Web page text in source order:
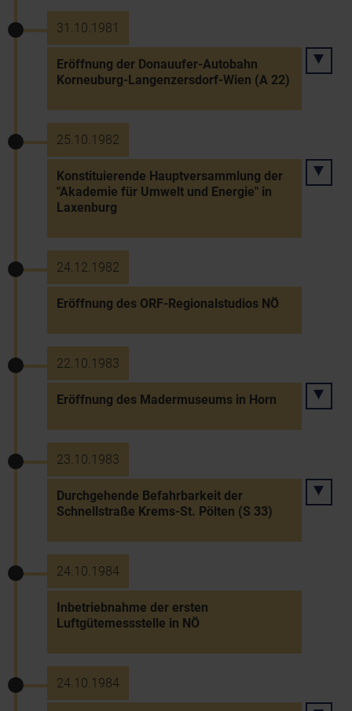
31.10.1981
Eröffnung der Donauufer-Autobahn
Korneuburg-Langenzersdorf-Wien (A 22)
25.10.1982
Konstituierende Hauptversammlung der
"Akademie für Umwelt und Energie" in
Laxenburg
24.12.1982
Eröffnung des ORF-Regionalstudios NÖ
22.10.1983
Eröffnung des Madermuseums in Horn
23.10.1983
Durchgehende Befahrbarkeit der
Schnellstraße Krems-St. Pölten (S 33)
24.10.1984
Inbetriebnahme der ersten
Luftgütemessstelle in NÖ
24.10.1984